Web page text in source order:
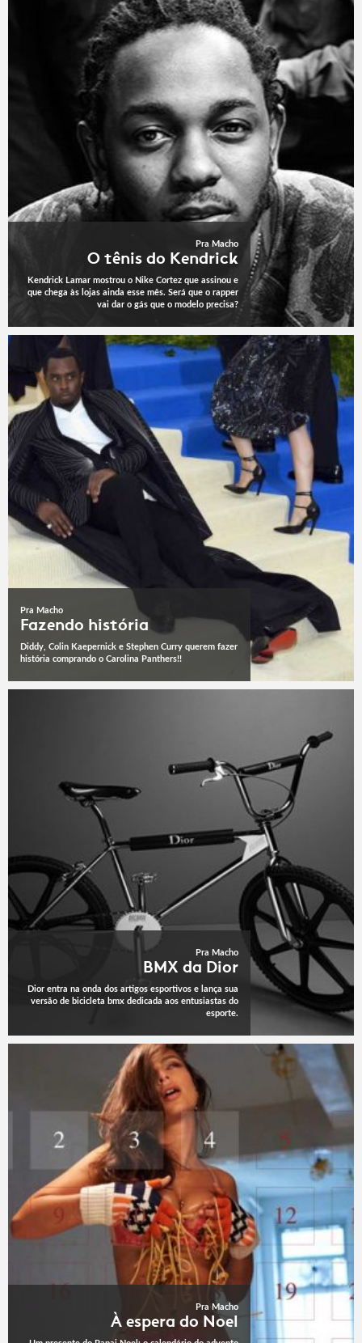
Pra Macho
O tênis do Kendrick
Kendrick Lamar mostrou o Nike Cortez que assinou e
que chega às lojas ainda esse mês. Será que o rapper
vai dar o gás que o modelo precisa?
Pra Macho
Fazendo história
Diddy, Colin Kaepernick e Stephen Curry querem fazer
história comprando o Carolina Panthers!!
Pra Macho
BMX da Dior
Dior entra na onda dos artigos esportivos e lança sua
versão de bicicleta bmx dedicada aos entusiastas do
esporte.
Pra Macho
À espera do Noel